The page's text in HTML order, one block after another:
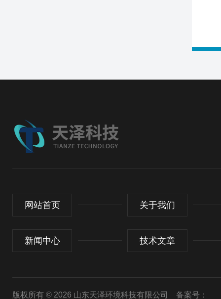
网站首页 关于我们
新闻中心 技术文章
版权所有 © 2026 山东天泽环境科技有限公司 备案号：